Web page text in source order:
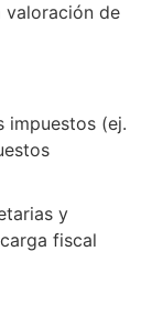
valoración de
impuestos (ej.
y
fiscal